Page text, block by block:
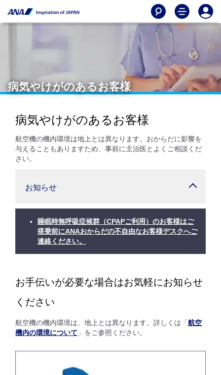
病気やけがのあるお客様
病気やけがのあるお客様
航空機の機内環境は地上とは異なります。おからだに影響を
与えることもありますため、事前に主治医とよくご相談くだ
さい。
お知らせ
睡眠時無呼吸症候群（CPAPご利用）のお客様はご
搭乗前にANAおからだの不自由なお客様デスクへご
連絡ください。
お手伝いが必要な場合はお気軽にお知らせ
ください
航空機の機内環境は、地上とは異なります。詳しくは「 航空
機内の環境について 」をご参照ください。